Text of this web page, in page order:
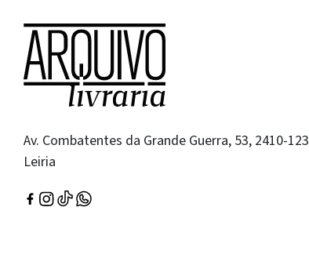
Av. Combatentes da Grande Guerra, 53, 2410-123
Leiria